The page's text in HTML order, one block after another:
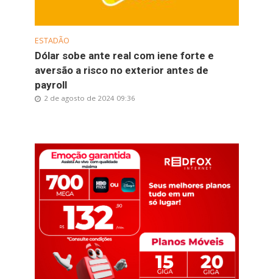
ESTADÃO
Dólar sobe ante real com iene forte e
aversão a risco no exterior antes de
payroll
2 de agosto de 2024 09:36